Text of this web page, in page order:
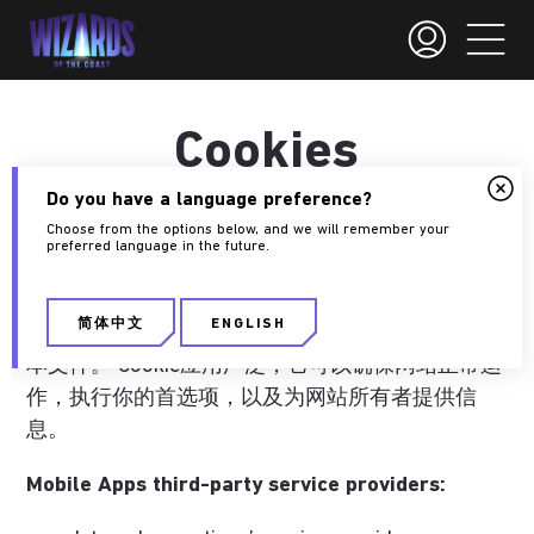
Cookies
What Are Cookies?
Cookie是由您所浏览的网站放在您设备上的小型文
本文件。 Cookie应用广泛，它可以确保网站正常运
作，执行你的首选项，以及为网站所有者提供信
息。
Mobile Apps third-party service providers:
Do you have a language preference?
Choose from the options below, and we will remember your
preferred language in the future.
简体中文 ENGLISH